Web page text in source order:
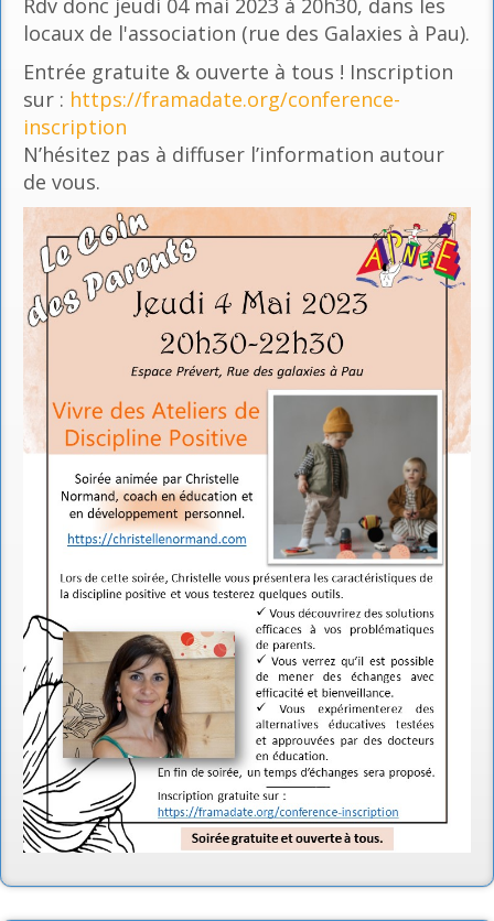
Rdv donc jeudi 04 mai 2023 à 20h30, dans les
locaux de l'association (rue des Galaxies à Pau).
Entrée gratuite & ouverte à tous ! Inscription
sur : https://framadate.org/conference-
inscription
N’hésitez pas à diffuser l’information autour
de vous.